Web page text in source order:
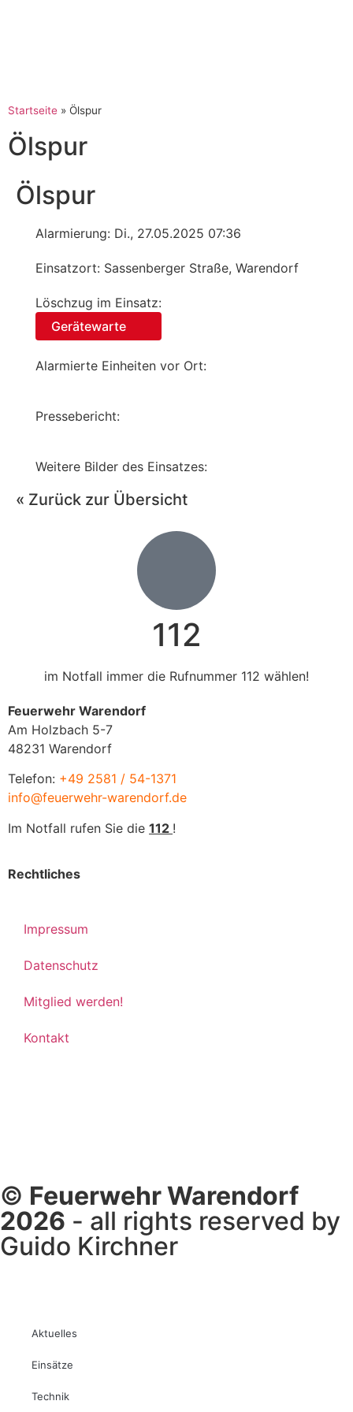
Startseite » Ölspur
Ölspur
Ölspur
Alarmierung: Di., 27.05.2025 07:36
Einsatzort: Sassenberger Straße, Warendorf
Löschzug im Einsatz:
Gerätewarte
Alarmierte Einheiten vor Ort:
Pressebericht:
Weitere Bilder des Einsatzes:
« Zurück zur Übersicht
112
im Notfall immer die Rufnummer 112 wählen!
Feuerwehr Warendorf
Am Holzbach 5-7
48231 Warendorf
Telefon: +49 2581 / 54-1371
info@feuerwehr-warendorf.de
Im Notfall rufen Sie die 112 !
Rechtliches
Impressum
Datenschutz
Mitglied werden!
Kontakt
© Feuerwehr Warendorf
2026 - all rights reserved by
Guido Kirchner
Aktuelles
Einsätze
Technik